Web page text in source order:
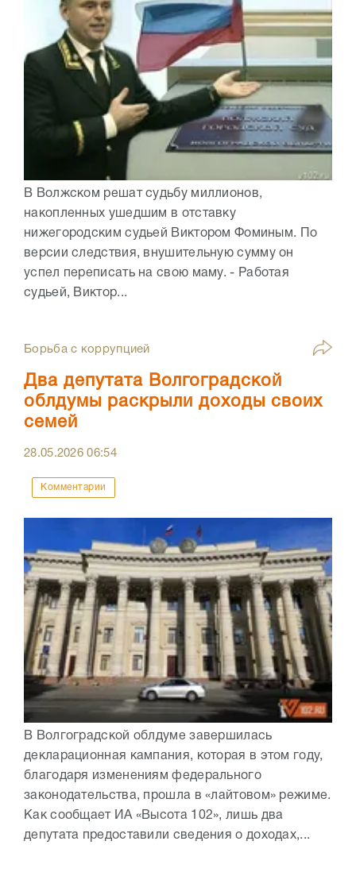
В Волжском решат судьбу миллионов,
накопленных ушедшим в отставку
нижегородским судьей Виктором Фоминым. По
версии следствия, внушительную сумму он
успел переписать на свою маму. - Работая
судьей, Виктор...
Борьба с коррупцией
Два депутата Волгоградской
облдумы раскрыли доходы своих
семей
28.05.202606:54
Комментарии
В Волгоградской облдуме завершилась
декларационная кампания, которая в этом году,
благодаря изменениям федерального
законодательства, прошла в «лайтовом» режиме.
Как сообщает ИА «Высота 102», лишь два
депутата предоставили сведения о доходах,...